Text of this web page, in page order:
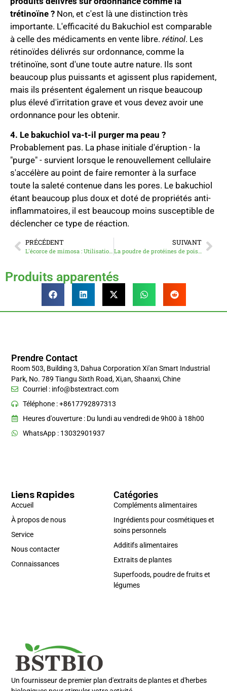
trétinoïne ? Non, et c'est là une distinction très
importante. L'efficacité du Bakuchiol est comparable
à celle des médicaments en vente libre. rétinol. Les
rétinoïdes délivrés sur ordonnance, comme la
trétinoïne, sont d'une toute autre nature. Ils sont
beaucoup plus puissants et agissent plus rapidement,
mais ils présentent également un risque beaucoup
plus élevé d'irritation grave et vous devez avoir une
ordonnance pour les obtenir.
4. Le bakuchiol va-t-il purger ma peau ?
Probablement pas. La phase initiale d'éruption - la
"purge" - survient lorsque le renouvellement cellulaire
s'accélère au point de faire remonter à la surface
toute la saleté contenue dans les pores. Le bakuchiol
étant beaucoup plus doux et doté de propriétés anti-
inflammatoires, il est beaucoup moins susceptible de
déclencher ce type de réaction.
PRÉCÉDENT SUIVANT
Produits apparentés
Un fournisseur de premier plan d'extraits de plantes et d'herbes
Catégories
Compléments alimentaires
Ingrédients pour cosmétiques et
soins personnels
Additifs alimentaires
Extraits de plantes
Superfoods, poudre de fruits et
légumes
Liens Rapides
Accueil
À propos de nous
Service
Nous contacter
Connaissances
Prendre Contact
Room 503, Building 3, Dahua Corporation Xi'an Smart Industrial
Park, No. 789 Tiangu Sixth Road, Xi,an, Shaanxi, Chine
Courriel : info@bstextract.com
Téléphone : +8617792897313
Heures d'ouverture : Du lundi au vendredi de 9h00 à 18h00
WhatsApp : 13032901937
Korean
Russian
Spanish